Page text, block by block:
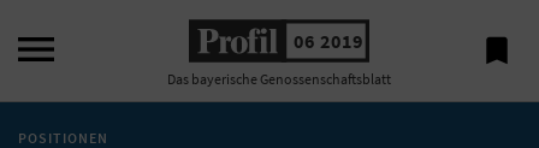
 06 2019
Das bayerische Genossenschaftsblatt

POSITIONEN